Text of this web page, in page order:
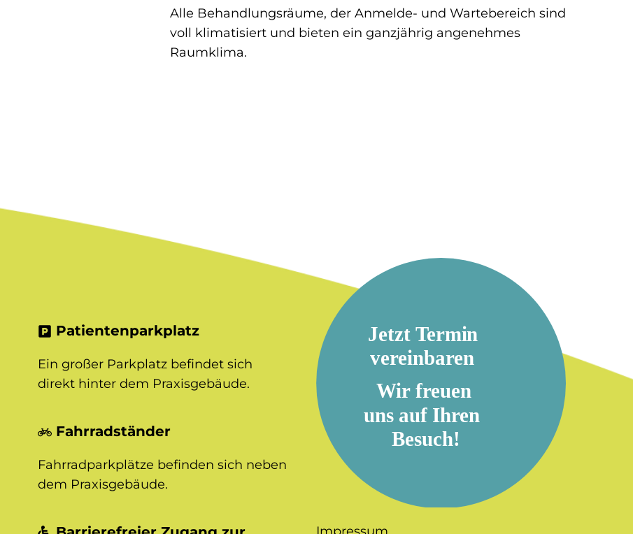
Alle Behandlungsräume, der Anmelde- und Wartebereich sind
voll klimatisiert und bieten ein ganzjährig angenehmes
Raumklima.
Patientenparkplatz
Ein großer Parkplatz befindet sich
direkt hinter dem Praxisgebäude.
Fahrradständer
Fahrradparkplätze befinden sich neben
dem Praxisgebäude.